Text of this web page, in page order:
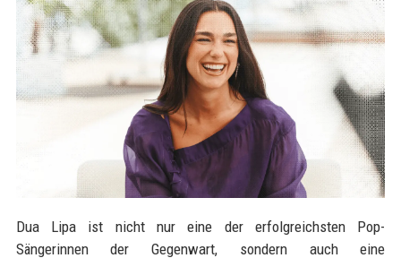
Dua Lipa ist nicht nur eine der erfolgreichsten Pop-
Sängerinnen der Gegenwart, sondern auch eine